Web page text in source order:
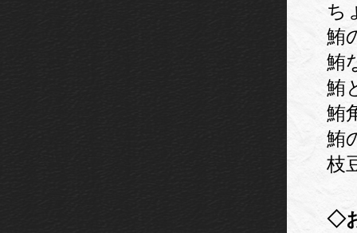
ち
鮪
鮪
鮪
鮪
鮪
枝
◇